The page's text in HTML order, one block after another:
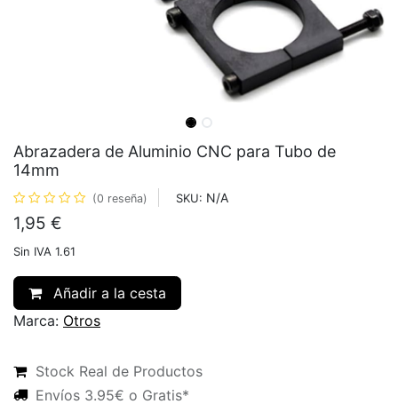
Abrazadera de Aluminio CNC para Tubo de
14mm
(0 reseña) SKU: N/A
1,95 €
Sin IVA 1.61
Añadir a la cesta
Marca: Otros
Stock Real de Productos
Envíos 3.95€ o Gratis*